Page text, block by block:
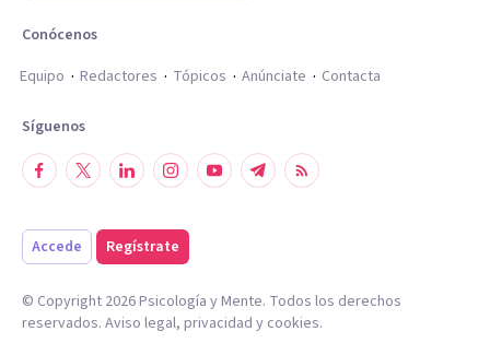
Conócenos
Equipo
Redactores Tópicos Anúnciate Contacta
Síguenos
Accede Regístrate
© Copyright 2026Psicología y Mente. Todos los derechos
reservados. Aviso legal, privacidad y cookies.